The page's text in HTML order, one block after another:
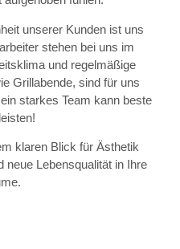
unserer Kunden ist uns
stehen bei uns im
und regelmäßige
Grillabende, sind für uns
starkes Team kann beste
klaren Blick für Ästhetik
neue Lebensqualität in Ihre